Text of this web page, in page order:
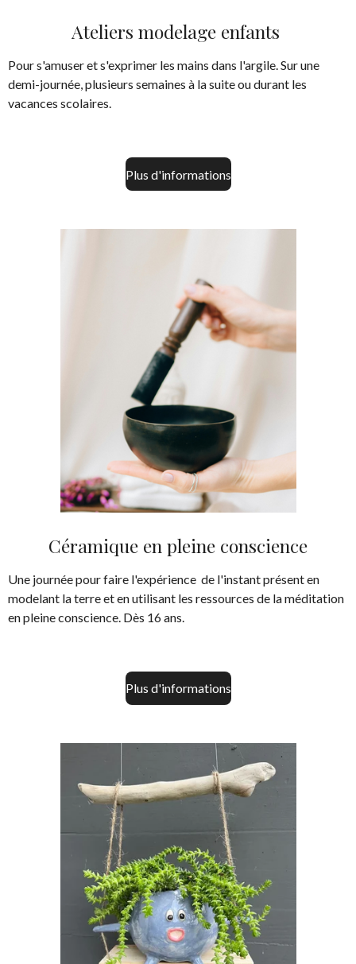
Ateliers modelage enfants
Pour s'amuser et s'exprimer les mains dans l'argile. Sur une
demi-journée, plusieurs semaines à la suite ou durant les
vacances scolaires.
Plus d'informations
Céramique en pleine conscience
Une journée pour faire l'expérience de l'instant présent en
modelant la terre et en utilisant les ressources de la méditation
en pleine conscience. Dès 16 ans.
Plus d'informations